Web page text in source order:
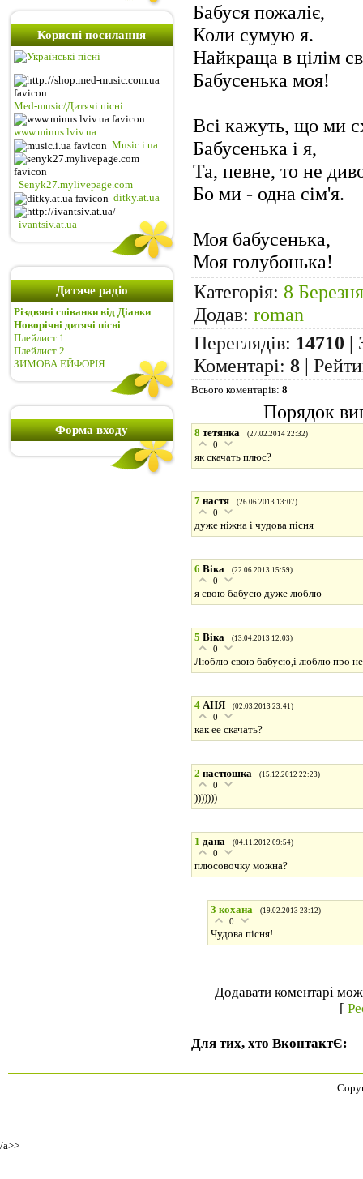
Корисні посилання
Med-music/Дитячі пісні
www.minus.lviv.ua
Music.i.ua
Senyk27.mylivepage.com
ditky.at.ua
ivantsiv.at.ua
Дитяче радіо
Різдвяні співанки від Діанки
Новорічні дитячі пісні
Плейлист 1
Плейлист 2
ЗИМОВА ЕЙФОРІЯ
Форма входу
Бабуся пожаліє,
Коли сумую я.
Найкраща в цілім
Бабусенька моя!
Всі кажуть, що ми
Бабусенька і я,
Та, певне, то не
Бо ми - одна сім'я.
Моя бабусенька,
Моя голубонька!
Категорія: 8
Додав: roman
Переглядів: 14710 |
Коментарі: 8 |
Всього коментарів: 8
Порядок
8 тетянка (27.02.2014 22:32)
0
як скачать плюс?
7 настя (26.06.2013 13:07)
0
дуже ніжна і чудова пісня
6 Віка (22.06.2013 15:59)
0
я свою бабусю дуже люблю
5 Віка (13.04.2013 12:03)
0
Люблю свою бабусю,і люблю про неї
4 АНЯ (02.03.2013 23:41)
0
как ее скачать?
2 настюшка (15.12.2012 22:23)
0
)))))))
1 дана (04.11.2012 09:54)
0
плюсовочку можна?
3 кохана (19.02.2013 23:12)
0
Чудова пісня!
Додавати коментарі
[
Для тих, хто ВконтактЄ:
/a>>